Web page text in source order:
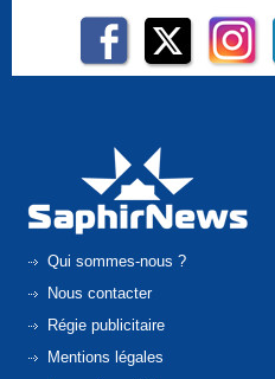
Qui sommes-nous ?
Nous contacter
Régie publicitaire
Mentions légales